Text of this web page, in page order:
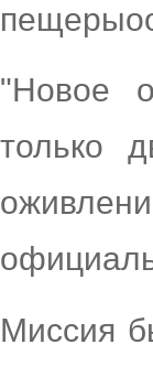
"Новое
только
Миссия